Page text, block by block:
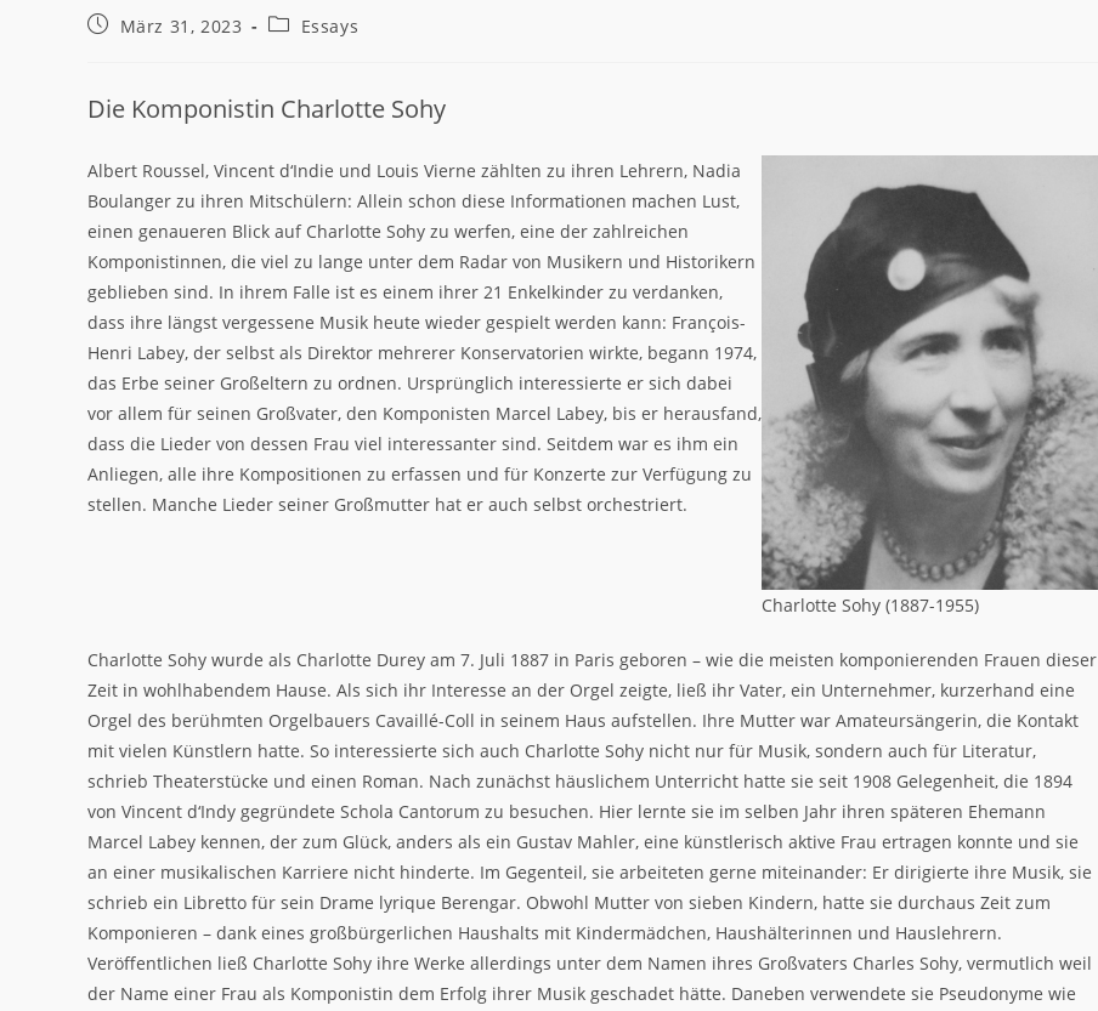
BeitragMärz 31, 2023
Beitrags-
Essays
Die Komponistin Charlotte Sohy
Albert Roussel, Vincent d‘Indie und Louis Vierne zählten zu ihren Lehrern, Nadia
Boulanger zu ihren Mitschülern: Allein schon diese Informationen machen Lust,
einen genaueren Blick auf Charlotte Sohy zu werfen, eine der zahlreichen
Komponistinnen, die viel zu lange unter dem Radar von Musikern und Historikern
geblieben sind. In ihrem Falle ist es einem ihrer 21 Enkelkinder zu verdanken,
dass ihre längst vergessene Musik heute wieder gespielt werden kann: François-
Henri Labey, der selbst als Direktor mehrerer Konservatorien wirkte, begann 1974,
das Erbe seiner Großeltern zu ordnen. Ursprünglich interessierte er sich dabei
vor allem für seinen Großvater, den Komponisten Marcel Labey, bis er herausfand,
dass die Lieder von dessen Frau viel interessanter sind. Seitdem war es ihm ein
Anliegen, alle ihre Kompositionen zu erfassen und für Konzerte zur Verfügung zu
stellen. Manche Lieder seiner Großmutter hat er auch selbst orchestriert.
Charlotte Sohy (1887-1955)
Charlotte Sohy wurde als Charlotte Durey am 7. Juli 1887 in Paris geboren – wie die meisten komponierenden Frauen dieser
Zeit in wohlhabendem Hause. Als sich ihr Interesse an der Orgel zeigte, ließ ihr Vater, ein Unternehmer, kurzerhand eine
Orgel des berühmten Orgelbauers Cavaillé-Coll in seinem Haus aufstellen. Ihre Mutter war Amateursängerin, die Kontakt
mit vielen Künstlern hatte. So interessierte sich auch Charlotte Sohy nicht nur für Musik, sondern auch für Literatur,
schrieb Theaterstücke und einen Roman. Nach zunächst häuslichem Unterricht hatte sie seit 1908 Gelegenheit, die 1894
von Vincent d‘Indy gegründete Schola Cantorum zu besuchen. Hier lernte sie im selben Jahr ihren späteren Ehemann
Marcel Labey kennen, der zum Glück, anders als ein Gustav Mahler, eine künstlerisch aktive Frau ertragen konnte und sie
an einer musikalischen Karriere nicht hinderte. Im Gegenteil, sie arbeiteten gerne miteinander: Er dirigierte ihre Musik, sie
schrieb ein Libretto für sein Drame lyrique Berengar. Obwohl Mutter von sieben Kindern, hatte sie durchaus Zeit zum
Komponieren – dank eines großbürgerlichen Haushalts mit Kindermädchen, Haushälterinnen und Hauslehrern.
Veröffentlichen ließ Charlotte Sohy ihre Werke allerdings unter dem Namen ihres Großvaters Charles Sohy, vermutlich weil
der Name einer Frau als Komponistin dem Erfolg ihrer Musik geschadet hätte. Daneben verwendete sie Pseudonyme wie